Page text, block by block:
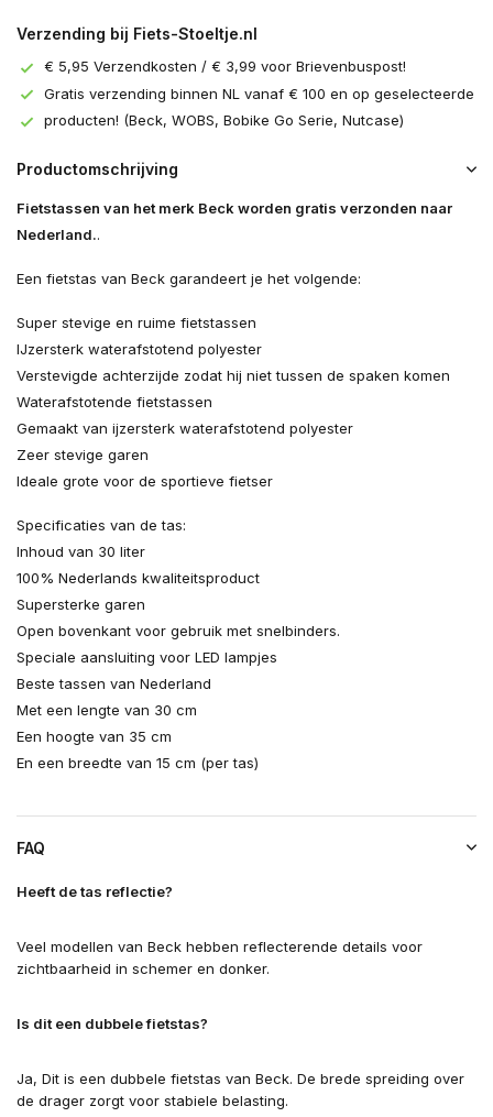
Verzending bij Fiets-Stoeltje.nl
€ 5,95 Verzendkosten / € 3,99 voor Brievenbuspost!
Gratis verzending binnen NL vanaf € 100 en op geselecteerde
producten! (Beck, WOBS, Bobike Go Serie, Nutcase)
Productomschrijving
Fietstassen van het merk Beck worden gratis verzonden naar
Nederland..
Een fietstas van Beck garandeert je het volgende:
Super stevige en ruime fietstassen
IJzersterk waterafstotend polyester
Verstevigde achterzijde zodat hij niet tussen de spaken komen
Waterafstotende fietstassen
Gemaakt van ijzersterk waterafstotend polyester
Zeer stevige garen
Ideale grote voor de sportieve fietser
Specificaties van de tas:
Inhoud van 30 liter
100% Nederlands kwaliteitsproduct
Supersterke garen
Open bovenkant voor gebruik met snelbinders.
Speciale aansluiting voor LED lampjes
Beste tassen van Nederland
Met een lengte van 30 cm
Een hoogte van 35 cm
En een breedte van 15 cm (per tas)
FAQ
Heeft de tas reflectie?
Veel modellen van Beck hebben reflecterende details voor
zichtbaarheid in schemer en donker.
Is dit een dubbele fietstas?
Ja, Dit is een dubbele fietstas van Beck. De brede spreiding over
de drager zorgt voor stabiele belasting.